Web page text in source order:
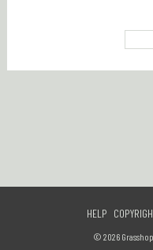
HELP
© 2026